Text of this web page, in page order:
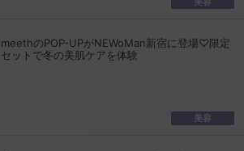
meethのPOP-UPがNEWoMan新宿に登場♡限定
セットで冬の美肌ケアを体験
美容